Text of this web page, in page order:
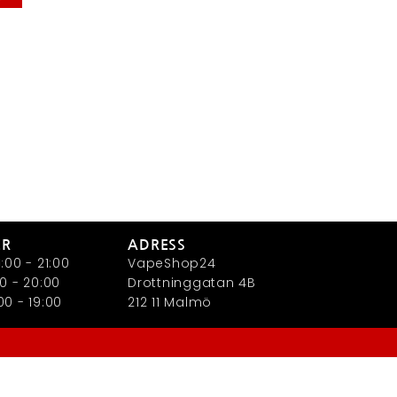
- 21:00
- 20:00
- 19:00
ADRESS
VapeShop24
Drottninggatan 4B
212 11 Malmö